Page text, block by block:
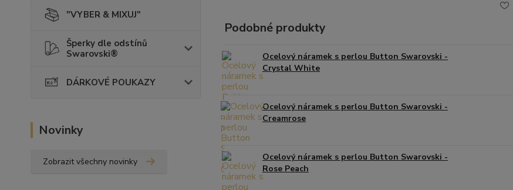
"VYBER & MIXUJ"
Šperky dle odstínů
Swarovski®
DÁRKOVÉ POUKAZY
Novinky
Zobrazit všechny novinky
Podobné produkty
Ocelový náramek s perlou Button Swarovski -
Crystal White
Ocelový náramek s perlou Button Swarovski -
Creamrose
Ocelový náramek s perlou Button Swarovski -
Rose Peach